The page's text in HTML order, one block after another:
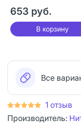
653 руб.
В корзину
Все
1 отзыв
Производитель: